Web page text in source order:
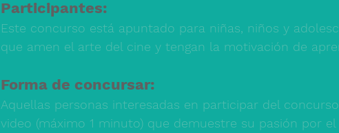
Participantes:
Este concurso está apuntado para niñas, niños y
que amen el arte del cine y tengan la motivación de
Forma de concursar:
Aquellas personas interesadas en participar del
video (máximo 1 minuto) que demuestre su pasión por